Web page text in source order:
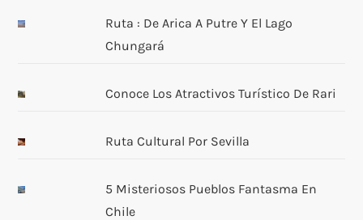
Ruta : De Arica A Putre Y El Lago
Chungará
Conoce Los Atractivos Turístico De Rari
Ruta Cultural Por Sevilla
5 Misteriosos Pueblos Fantasma En
Chile